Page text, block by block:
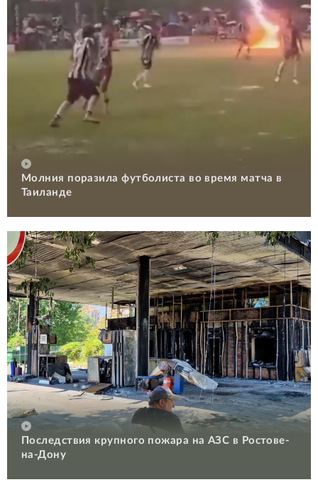
Молния поразила футболиста во время матча в
Таиланде
Последствия крупного пожара на АЗС в Ростове-
на-Дону